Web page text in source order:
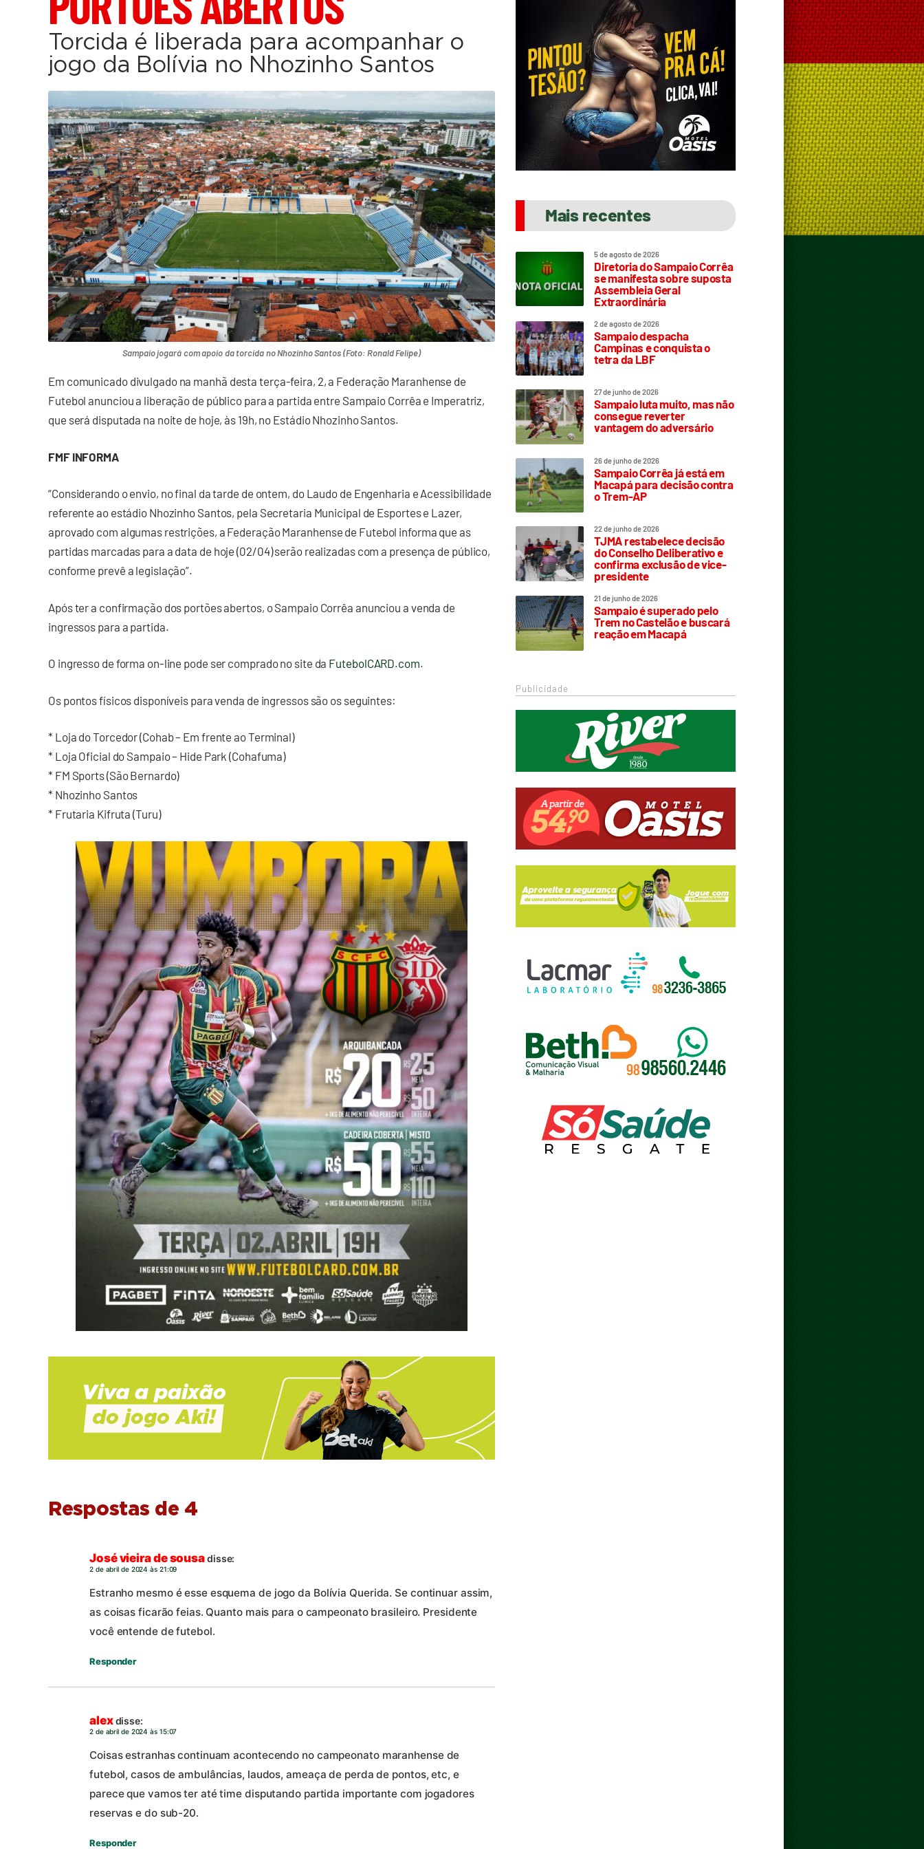
Torcida é liberada para acompanhar o
jogo da Bolívia no Nhozinho Santos
Sampaio jogará com apoio da torcida no Nhozinho Santos (Foto: Ronald Felipe)
Em comunicado divulgado na manhã desta terça-feira, 2, a Federação Maranhense de
Futebol anunciou a liberação de público para a partida entre Sampaio Corrêa e Imperatriz,
que será disputada na noite de hoje, às 19h, no Estádio Nhozinho Santos.
FMF INFORMA
“Considerando o envio, no final da tarde de ontem, do Laudo de Engenharia e Acessibilidade
referente ao estádio Nhozinho Santos, pela Secretaria Municipal de Esportes e Lazer,
aprovado com algumas restrições, a Federação Maranhense de Futebol informa que as
partidas marcadas para a data de hoje (02/04) serão realizadas com a presença de público,
conforme prevê a legislação”.
Após ter a confirmação dos portões abertos, o Sampaio Corrêa anunciou a venda de
ingressos para a partida.
O ingresso de forma on-line pode ser comprado no site da FutebolCARD.com.
Os pontos físicos disponíveis para venda de ingressos são os seguintes:
* Loja do Torcedor (Cohab – Em frente ao Terminal)
* Loja Oficial do Sampaio – Hide Park (Cohafuma)
* FM Sports (São Bernardo)
* Nhozinho Santos
* Frutaria Kifruta (Turu)
Respostas de 4
José vieira de sousadisse:
2 de abril de 2024 às 21:09
Estranho mesmo é esse esquema de jogo da Bolívia Querida. Se continuar assim,
as coisas ficarão feias. Quanto mais para o campeonato brasileiro. Presidente
você entende de futebol.
Responder
alexdisse:
2 de abril de 2024 às 15:07
Coisas estranhas continuam acontecendo no campeonato maranhense de
futebol, casos de ambulâncias, laudos, ameaça de perda de pontos, etc, e
parece que vamos ter até time disputando partida importante com jogadores
reservas e do sub-20.
Responder
Mais recentes
5 de agosto de 2026
Diretoria do Sampaio Corrêa
se manifesta sobre suposta
Assembleia Geral
Extraordinária
2 de agosto de 2026
Sampaio despacha
Campinas e conquista o
tetra da LBF
27 de junho de 2026
Sampaio luta muito, mas não
consegue reverter
vantagem do adversário
26 de junho de 2026
Sampaio Corrêa já está em
Macapá para decisão contra
o Trem-AP
22 de junho de 2026
TJMA restabelece decisão
do Conselho Deliberativo e
confirma exclusão de vice-
presidente
21 de junho de 2026
Sampaio é superado pelo
Trem no Castelão e buscará
reação em Macapá
Publicidade